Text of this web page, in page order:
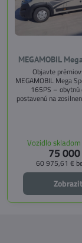
MEGAMOBIL
Objavte
MEGAMOBIL Mega
165PS – obytnú
postavenú na
pozdĺžnemu lôžku
doplniť predné
Vozidlo
75
60 975,61 €